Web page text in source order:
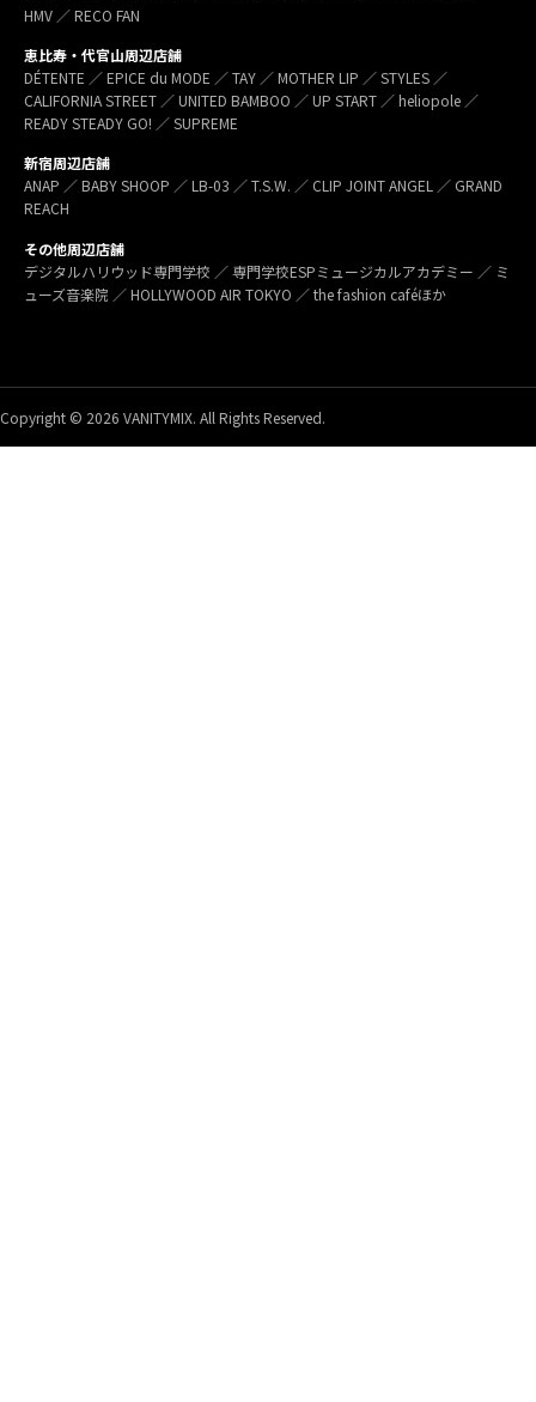
HMV ／ RECO FAN
恵比寿・代官山周辺店舗
DÉTENTE ／ EPICE du MODE ／ TAY ／ MOTHER LIP ／ STYLES ／
CALIFORNIA STREET ／ UNITED BAMBOO ／ UP START ／ heliopole ／
READY STEADY GO! ／ SUPREME
新宿周辺店舗
ANAP ／ BABY SHOOP ／ LB-03 ／ T.S.W. ／ CLIP JOINT ANGEL ／ GRAND
REACH
その他周辺店舗
デジタルハリウッド専門学校 ／ 専門学校ESPミュージカルアカデミー ／ ミ
ューズ音楽院 ／ HOLLYWOOD AIR TOKYO ／ the fashion caféほか
Copyright © 2026 VANITYMIX. All Rights Reserved.